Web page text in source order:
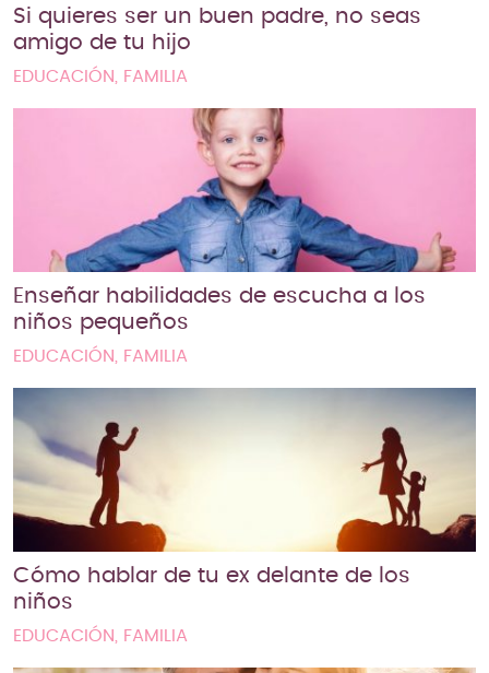
Si quieres ser un buen padre, no seas
amigo de tu hijo
EDUCACIÓN, FAMILIA
Enseñar habilidades de escucha a los
niños pequeños
EDUCACIÓN, FAMILIA
Cómo hablar de tu ex delante de los
niños
EDUCACIÓN, FAMILIA